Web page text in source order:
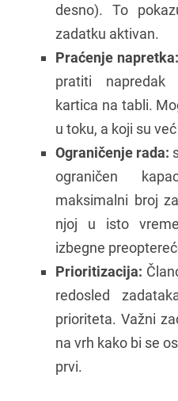
desno). To
zadatku aktivan.
Praćenje napretka:
pratiti napredak
kartica na tabli.
u toku, a koji su
Ograničenje rada:
ograničen
maksimalni broj
njoj u isto
izbegne
Prioritizacija:
redosled
prioriteta. Važni
na vrh kako bi se
prvi.